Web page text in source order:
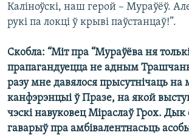
Каліноўскі, наш герой – Мураўёў.
рукі па локці ў крыві паўстанцаў!”.
Скобла: “Міт пра “Мураўёва ня
прапагандуецца не адным
разу мне давялося прысутнічаць
канфэрэнцыі ў Празе, на якой
чэскі навуковец Міраслаў Грох. Дык
гаварыў пра амбівалентнасьць